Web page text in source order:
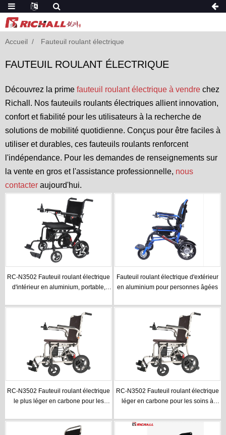
Accueil Fauteuil roulant électrique
FAUTEUIL ROULANT ÉLECTRIQUE
Découvrez la prime fauteuil roulant électrique à vendre chez
Richall. Nos fauteuils roulants électriques allient innovation,
confort et fiabilité pour les utilisateurs à la recherche de
solutions de mobilité quotidienne. Conçus pour être faciles à
utiliser et durables, ces fauteuils roulants renforcent
l'indépendance. Pour les demandes de renseignements sur
la vente en gros et l'assistance professionnelle, nous
contacter aujourd'hui.
RC-N3502 Fauteuil roulant électrique
d'intérieur en aluminium, portable,
Fauteuil roulant électrique d'extérieur
en aluminium pour personnes âgées
RC-N3502 Fauteuil roulant électrique
le plus léger en carbone pour les
hospitalier
RC-N3502 Fauteuil roulant électrique
léger en carbone pour les soins à